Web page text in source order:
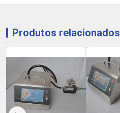
Produtos relacionados